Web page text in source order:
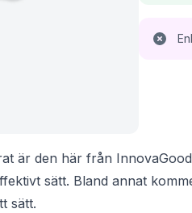
är den här från
sätt. Bland annat
sätt.